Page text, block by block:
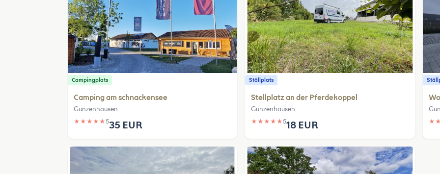
Campingplats
Camping am schnackensee
Gunzenhausen
★ ★ ★ ★ ★535 EUR
Ställplats
Stellplatz an der Pferdekoppel
Gunzenhausen
★ ★ ★ ★ ★518 EUR ★